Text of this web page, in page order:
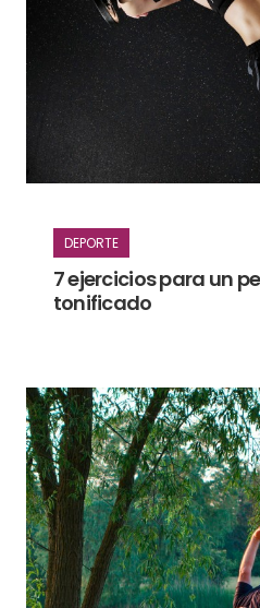
DEPORTE
7 ejercicios para un
tonificado